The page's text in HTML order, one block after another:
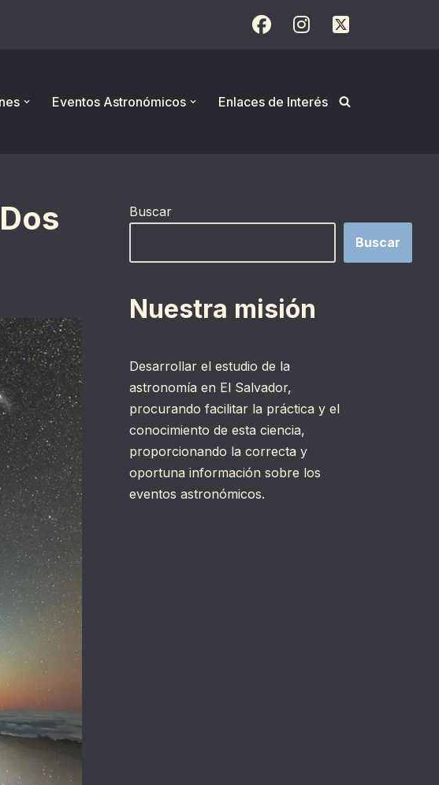
Eventos Astronómicos Enlaces de Interés
Buscar
Buscar
Nuestra misión
Desarrollar el estudio de la
astronomía en El Salvador,
procurando facilitar la práctica y el
conocimiento de esta ciencia,
proporcionando la correcta y
oportuna información sobre los
eventos astronómicos.